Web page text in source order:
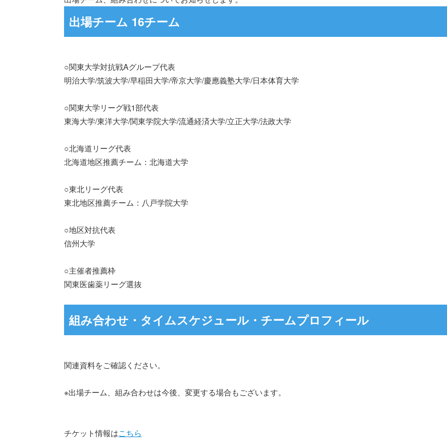
出場チーム 16チーム
○関東大学対抗戦Aグループ代表
明治大学/筑波大学/早稲田大学/帝京大学/慶應義塾大学/日本体育大学
○関東大学リーグ戦1部代表
東海大学/東洋大学/関東学院大学/流通経済大学/立正大学/法政大学
○北海道リーグ代表
北海道地区推薦チーム：北海道大学
○東北リーグ代表
東北地区推薦チーム：八戸学院大学
○地区対抗代表
信州大学
○主催者推薦枠
関東医歯薬リーグ選抜
組み合わせ・タイムスケジュール・チームプロフィール
関連資料をご確認ください。
※出場チーム、組み合わせは今後、変更する場合もございます。
チケット情報はこちら